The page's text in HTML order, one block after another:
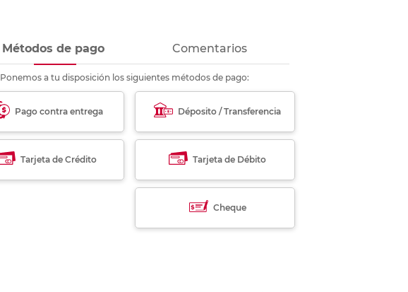
Métodos de pago Comentarios
Ponemos a tu disposición los siguientes métodos de pago:
Pago contra entrega Déposito / Transferencia
Tarjeta de Crédito Tarjeta de Débito
Cheque